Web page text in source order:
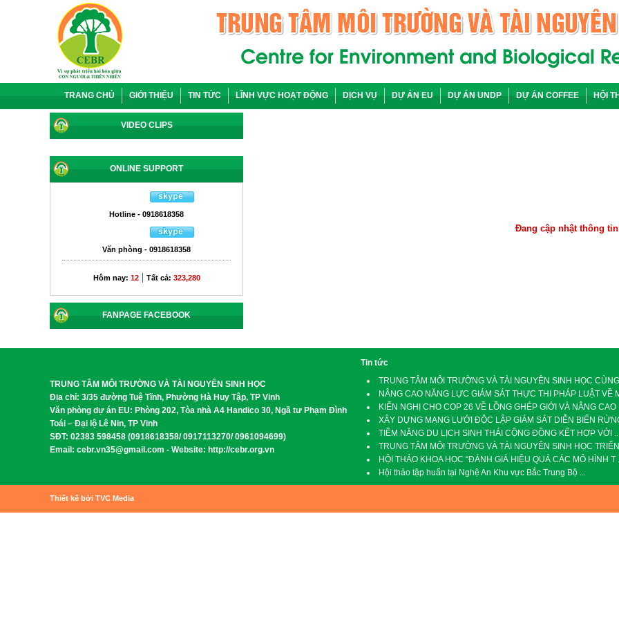
TRANG CHỦ GIỚI THIỆU TIN TỨC LĨNH VỰC HOẠT ĐỘNG DỊCH VỤ DỰ ÁN EU DỰ ÁN UNDP DỰ ÁN COFFEE HỘI
VIDEO CLIPS
ONLINE SUPPORT
Hotline - 0918618358
Văn phòng - 0918618358
Hôm nay: 12| Tất cả: 323,280
FANPAGE FACEBOOK
Đang cập nhật thông
TRUNG TÂM MÔI TRƯỜNG VÀ TÀI NGUYÊN SINH HỌC
Địa chỉ: 3/35 đường Tuệ Tĩnh, Phường Hà Huy Tập, TP Vinh
Văn phòng dự án EU: Phòng 202, Tòa nhà A4 Handico 30, Ngã tư Phạm Đình
Toái – Đại lộ Lê Nin, TP Vinh
SĐT: 02383 598458 (0918618358/ 0917113270/ 0961094699)
Email: cebr.vn35@gmail.com - Website: http://cebr.org.vn
Tin tức
TRUNG TÂM MÔI TRƯỜNG VÀ TÀI NGUYÊN SINH HỌC
NÂNG CAO NĂNG LỰC GIÁM SÁT THỰC THI PHÁP LUẬT VỀ
KIẾN NGHỊ CHO COP 26 VỀ LỒNG GHÉP GIỚI VÀ NÂNG CAO
XÂY DỰNG MẠNG LƯỚI ĐỘC LẬP GIÁM SÁT DIỄN BIẾN
TIỀM NĂNG DU LỊCH SINH THÁI CỘNG ĐỒNG KẾT HỢP VỚI
TRUNG TÂM MÔI TRƯỜNG VÀ TÀI NGUYÊN SINH HỌC
HỘI THẢO KHOA HỌC “ĐÁNH GIÁ HIỆU QUẢ CÁC MÔ HÌNH T
Hội thảo tập huấn tại Nghệ An Khu vực Bắc Trung Bộ ...
Thiết kế bởi TVC Media